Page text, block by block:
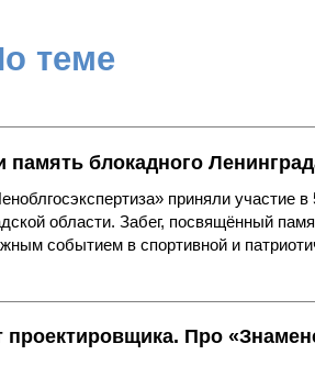
теме
блокадного
приняли участие
области. Забег, посвящённый
событием в спортивной и
Про